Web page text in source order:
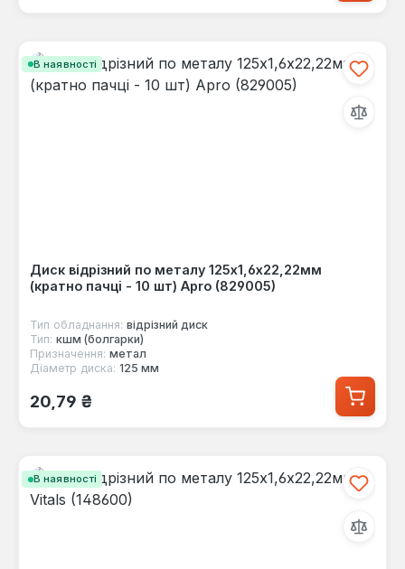
В наявності
Диск відрізний по металу 125х1,6х22,22мм
(кратно пачці - 10 шт) Apro (829005)
Тип обладнання: відрізний диск
Тип: кшм (болгарки)
Призначення: метал
Діаметр диска: 125 мм
Звичайна ціна:
20,79 ₴
В наявності